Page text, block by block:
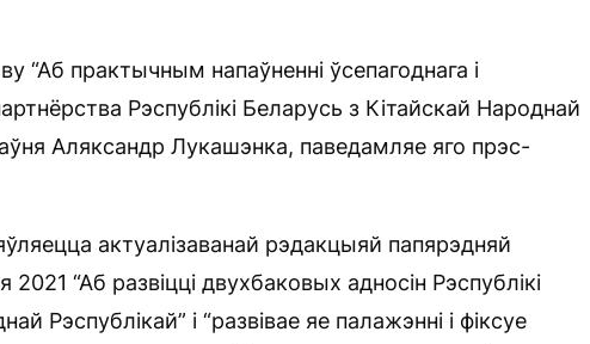
“Аб практычным напаўненні ўсепагоднага і
Рэспублікі Беларусь з Кітайскай Народнай
Аляксандр Лукашэнка, паведамляе яго прэс-
актуалізаванай рэдакцыяй папярэдняй
“Аб развіцці двухбаковых адносін Рэспублікі
Рэспублікай” і “развівае яе палажэнні і фіксуе